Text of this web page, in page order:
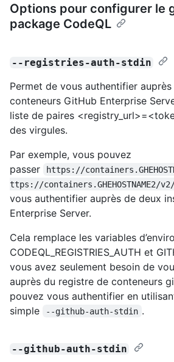
Options pour configurer le
package CodeQL
--registries-auth-stdin
Permet de vous authentifier
conteneurs GitHub Enterprise
liste de paires
des virgules.
Par exemple, vous pouvez
passer
https://
ttps://containers.GHEHOSTNAME2/v2/
vous authentifier auprès de deux
Enterprise Server.
Cela remplace les variables
CODEQL_REGISTRIES_AUTH et
vous avez seulement besoin de
auprès du registre de conteneurs
pouvez vous authentifier en
simple
--github-auth-stdin .
--github-auth-stdin